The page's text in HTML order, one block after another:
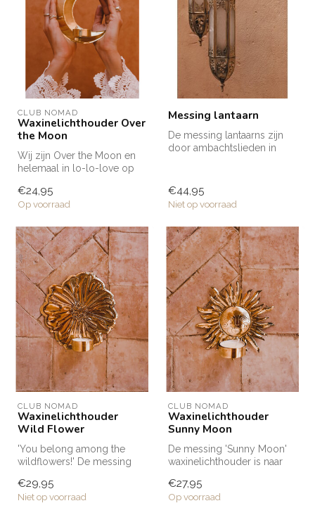
CLUB NOMAD
Waxinelichthouder Over
the Moon
Wij zijn Over the Moon en
helemaal in lo-lo-love op
waxinelichthouders u...
€24,95
Op voorraad
Messing lantaarn
De messing lantaarns zijn
door ambachtslieden in
€44,95
Niet op voorraad
CLUB NOMAD
Waxinelichthouder
Wild Flower
'You belong among the
wildflowers!' De messing
waxinelichthouder i...
€29,95
Niet op voorraad
CLUB NOMAD
Waxinelichthouder
Sunny Moon
De messing 'Sunny Moon'
waxinelichthouder is naar
ambacht...
€27,95
Op voorraad